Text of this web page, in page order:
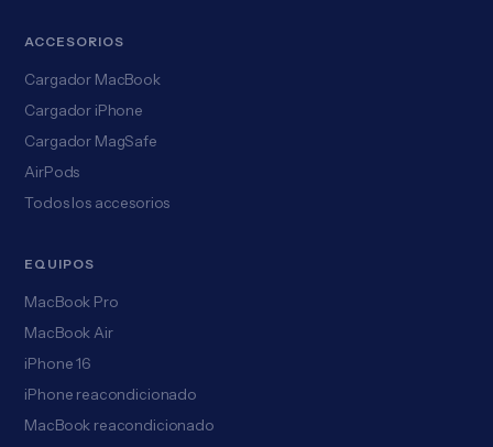
ACCESORIOS
Cargador MacBook
Cargador iPhone
Cargador MagSafe
AirPods
Todos los accesorios
EQUIPOS
MacBook Pro
MacBook Air
iPhone 16
iPhone reacondicionado
MacBook reacondicionado